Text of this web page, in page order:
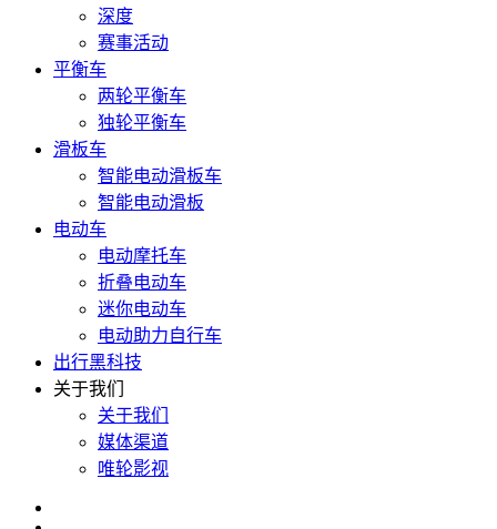
深度
赛事活动
平衡车
两轮平衡车
独轮平衡车
滑板车
智能电动滑板车
智能电动滑板
电动车
电动摩托车
折叠电动车
迷你电动车
电动助力自行车
出行黑科技
关于我们
关于我们
媒体渠道
唯轮影视